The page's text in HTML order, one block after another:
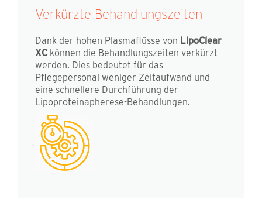
Verkürzte Behandlungszeiten
Dank der hohen Plasmaflüsse von LipoClear
XC können die Behandlungszeiten verkürzt
werden. Dies bedeutet für das
Pflegepersonal weniger Zeitaufwand und
eine schnellere Durchführung der
Lipoproteinapherese-Behandlungen.